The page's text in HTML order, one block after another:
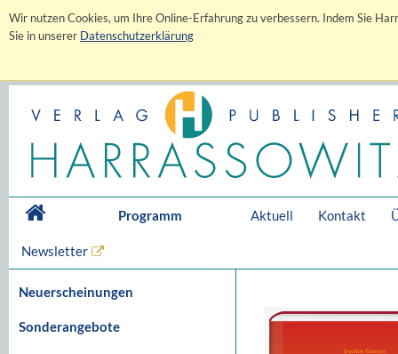
Wir nutzen Cookies, um Ihre Online-Erfahrung zu verbessern. Indem Sie
Sie in unserer Datenschutzerklärung
Programm Aktuell Kontakt
Newsletter
Neuerscheinungen
Sonderangebote